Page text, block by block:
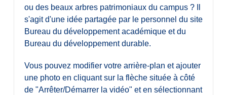
ou des beaux arbres patrimoniaux du campus ? Il
s'agit d'une idée partagée par le personnel du site
Bureau du développement académique et du
Bureau du développement durable.
Vous pouvez modifier votre arrière-plan et ajouter
une photo en cliquant sur la flèche située à côté
de "Arrêter/Démarrer la vidéo" et en sélectionnant